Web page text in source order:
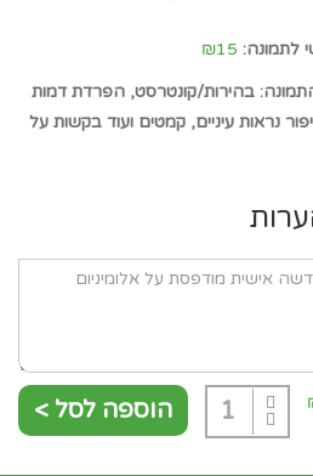
לתמונה: ₪15
בהירות/קונטרסט, הפרדת דמות
נראות עיניים, קמטים ועוד בקשות על
1 הוספה לסל >